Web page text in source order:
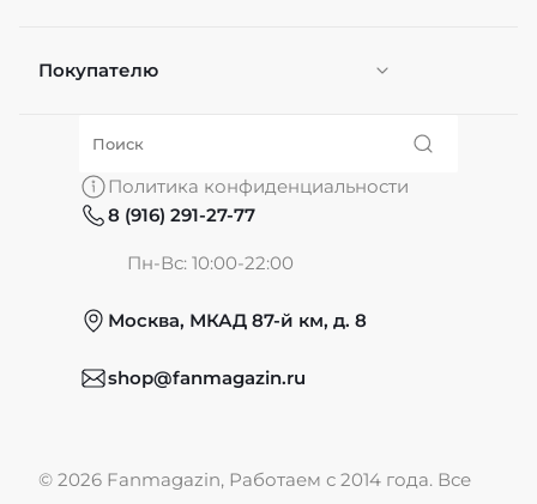
Персонификация
Покупателю
О нас
Обмен и возврат
Публичная оферта
Политика конфиденциальности
8 (916) 291-27-77
Пн-Вс: 10:00-22:00
Москва, МКАД 87-й км, д. 8
shop@fanmagazin.ru
© 2026 Fanmagazin, Работаем с 2014 года. Все